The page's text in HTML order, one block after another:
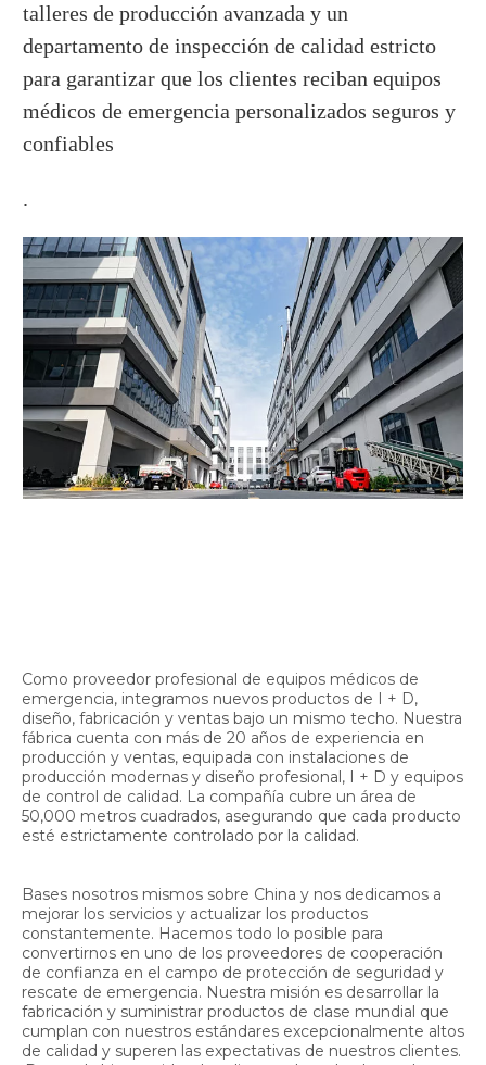
talleres de producción avanzada y un
departamento de inspección de calidad estricto
para garantizar que los clientes reciban equipos
médicos de emergencia personalizados seguros y
confiables
.
Como proveedor profesional de equipos médicos de
emergencia, integramos nuevos productos de I + D,
diseño, fabricación y ventas bajo un mismo techo. Nuestra
fábrica cuenta con más de 20 años de experiencia en
producción y ventas, equipada con instalaciones de
producción modernas y diseño profesional, I + D y equipos
de control de calidad. La compañía cubre un área de
50,000 metros cuadrados, asegurando que cada producto
esté estrictamente controlado por la calidad.
Bases nosotros mismos sobre China y nos dedicamos a
mejorar los servicios y actualizar los productos
constantemente. Hacemos todo lo posible para
convertirnos en uno de los proveedores de cooperación
de confianza en el campo de protección de seguridad y
rescate de emergencia. Nuestra misión es desarrollar la
fabricación y suministrar productos de clase mundial que
cumplan con nuestros estándares excepcionalmente altos
de calidad y superen las expectativas de nuestros clientes.